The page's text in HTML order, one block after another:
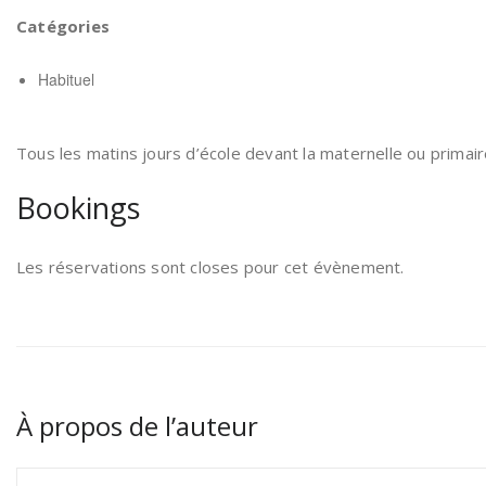
Catégories
Habituel
Tous les matins jours d’école devant la maternelle ou
Bookings
Les réservations sont closes pour cet évènement.
À propos de l’auteur